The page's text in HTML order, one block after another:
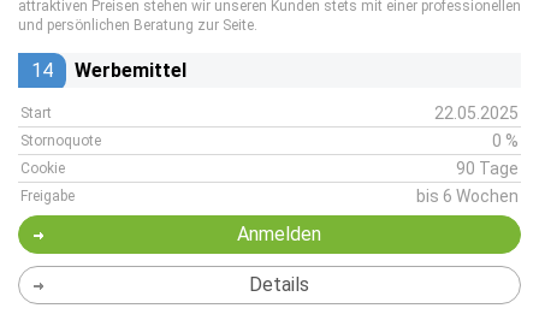
attraktiven Preisen stehen wir unseren Kunden stets mit einer professionellen
und persönlichen Beratung zur Seite.
14 Werbemittel
Start 22.05.2025
Stornoquote 0 %
Cookie 90 Tage
Freigabe bis 6 Wochen
Anmelden
Details